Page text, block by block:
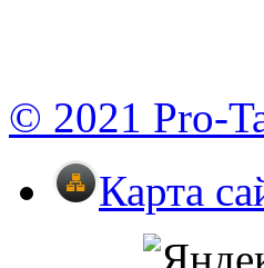
© 2021 Pro-
Карта